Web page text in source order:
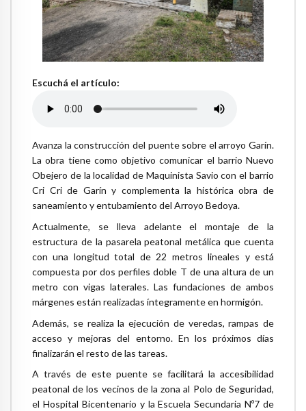
Escuchá el artículo:
Avanza la construcción del puente sobre el arroyo Garín.
La obra tiene como objetivo comunicar el barrio Nuevo
Obejero de la localidad de Maquinista Savio con el barrio
Cri Cri de Garín y complementa la histórica obra de
saneamiento y entubamiento del Arroyo Bedoya.
Actualmente, se lleva adelante el montaje de la
estructura de la pasarela peatonal metálica que cuenta
con una longitud total de 22 metros lineales y está
compuesta por dos perfiles doble T de una altura de un
metro con vigas laterales. Las fundaciones de ambos
márgenes están realizadas íntegramente en hormigón.
Además, se realiza la ejecución de veredas, rampas de
acceso y mejoras del entorno. En los próximos días
finalizarán el resto de las tareas.
A través de este puente se facilitará la accesibilidad
peatonal de los vecinos de la zona al Polo de Seguridad,
el Hospital Bicentenario y la Escuela Secundaria Nº7 de